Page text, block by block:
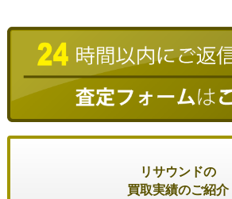
リサウンドの
買取実績のご紹介